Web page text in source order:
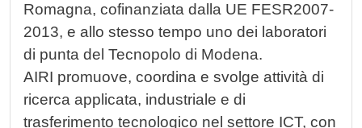
Romagna, cofinanziata dalla UE FESR2007-
2013, e allo stesso tempo uno dei laboratori
di punta del Tecnopolo di Modena.
AIRI promuove, coordina e svolge attività di
ricerca applicata, industriale e di
trasferimento tecnologico nel settore ICT, con